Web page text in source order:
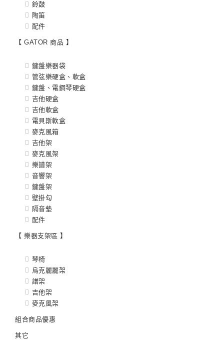
鈴鼓
陶笛
配件
【 GATOR 商品 】
鍵盤樂器袋
管弦樂硬盒、軟盒
鍵盤、電鋼琴硬盒
吉他硬盒
吉他軟盒
電貝斯軟盒
麥克風箱
吉他架
麥克風架
樂譜架
音響架
鍵盤架
壁掛勾
隔音墊
配件
【 樂器支架區 】
琴椅
烏克麗麗架
譜架
吉他架
麥克風架
組合商品優惠
其它